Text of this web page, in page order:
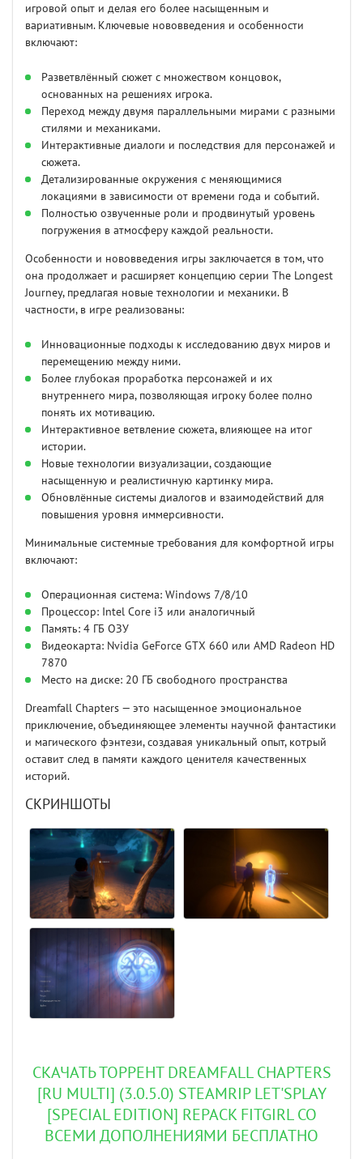
игровой опыт и делая его более насыщенным и
вариативным. Ключевые нововведения и особенности
включают:
Разветвлённый сюжет с множеством концовок,
основанных на решениях игрока.
Переход между двумя параллельными мирами с разными
стилями и механиками.
Интерактивные диалоги и последствия для персонажей и
сюжета.
Детализированные окружения с меняющимися
локациями в зависимости от времени года и событий.
Полностью озвученные роли и продвинутый уровень
погружения в атмосферу каждой реальности.
Особенности и нововведения игры заключается в том, что
она продолжает и расширяет концепцию серии The Longest
Journey, предлагая новые технологии и механики. В
частности, в игре реализованы:
Инновационные подходы к исследованию двух миров и
перемещению между ними.
Более глубокая проработка персонажей и их
внутреннего мира, позволяющая игроку более полно
понять их мотивацию.
Интерактивное ветвление сюжета, влияющее на итог
истории.
Новые технологии визуализации, создающие
насыщенную и реалистичную картинку мира.
Обновлённые системы диалогов и взаимодействий для
повышения уровня иммерсивности.
Минимальные системные требования для комфортной игры
включают:
Операционная система: Windows 7/8/10
Процессор: Intel Core i3 или аналогичный
Память: 4 ГБ ОЗУ
Видеокарта: Nvidia GeForce GTX 660 или AMD Radeon HD
7870
Место на диске: 20 ГБ свободного пространства
Dreamfall Chapters — это насыщенное эмоциональное
приключение, объединяющее элементы научной фантастики
и магического фэнтези, создавая уникальный опыт, котрый
оставит след в памяти каждого ценителя качественных
историй.
СКРИНШОТЫ
СКАЧАТЬ ТОРРЕНТ DREAMFALL CHAPTERS
[RU MULTI] (3.0.5.0) STEAMRIP LET'SРLAY
[SPECIAL EDITION] REPACK FITGIRL СО
ВСЕМИ ДОПОЛНЕНИЯМИ БЕСПЛАТНО